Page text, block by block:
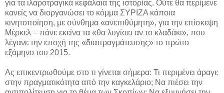
για τα ιλαροτραγικά κεφάλαια της ιστορίας. Ούτε θα περίμενε
κανείς να διοργανώσει το κόμμα ΣΥΡΙΖΑ κάποια
κινητοποίηση, με σύνθημα «ανεπιθύμητη», για την επίσκεψη
Μέρκελ – πάνε εκείνα τα «θα λυγίσει αν το κλαδάκι», που
λέγανε την εποχή της «διαπραγμάτευσης» το πρώτο
εξάμηνο του 2015.
Ας επικεντρωθούμε στο τι γίνεται σήμερα: Τι περιμένει άραγε
στην πραγματικότητα από την καγκελάριο; Να πιέσει την